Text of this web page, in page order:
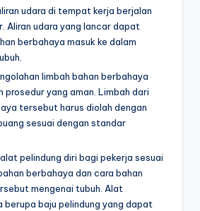
udara di tempat kerja berjalan
Aliran udara yang lancar dapat
berbahaya masuk ke dalam
limbah bahan berbahaya
prosedur yang aman. Limbah dari
tersebut harus diolah dengan
sesuai dengan standar
pelindung diri bagi pekerja sesuai
berbahaya dan cara bahan
mengenai tubuh. Alat
berupa baju pelindung yang dapat